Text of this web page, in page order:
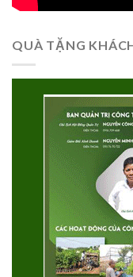
QUÀ TẶNG